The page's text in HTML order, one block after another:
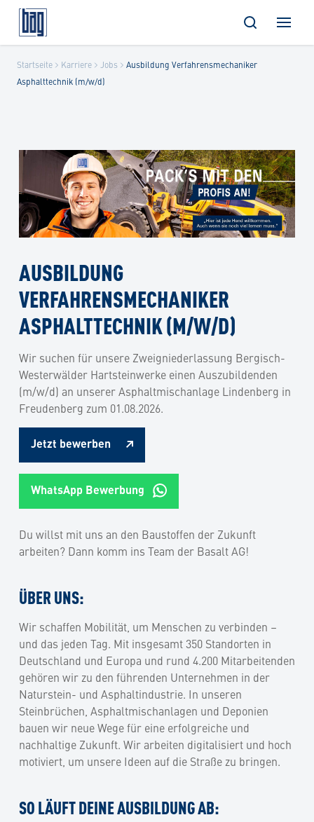
content
Startseite Karriere Jobs
Ausbildung Verfahrensmechaniker
Asphalttechnik (m/w/d)
AUSBILDUNG
VERFAHRENSMECHANIKER
ASPHALTTECHNIK (M/W/D)
Wir suchen für unsere Zweigniederlassung Bergisch-
Westerwälder Hartsteinwerke einen Auszubildenden
(m/w/d) an unserer Asphaltmischanlage Lindenberg in
Freudenberg zum 01.08.2026.
Jetzt bewerben
WhatsApp Bewerbung
Du willst mit uns an den Baustoffen der Zukunft
arbeiten? Dann komm ins Team der Basalt AG!
ÜBER UNS:
Wir schaffen Mobilität, um Menschen zu verbinden –
und das jeden Tag. Mit insgesamt 350 Standorten in
Deutschland und Europa und rund 4.200 Mitarbeitenden
gehören wir zu den führenden Unternehmen in der
Naturstein- und Asphaltindustrie. In unseren
Steinbrüchen, Asphaltmischanlagen und Deponien
bauen wir neue Wege für eine erfolgreiche und
nachhaltige Zukunft. Wir arbeiten digitalisiert und hoch
motiviert, um unsere Ideen auf die Straße zu bringen.
SO LÄUFT DEINE AUSBILDUNG AB: